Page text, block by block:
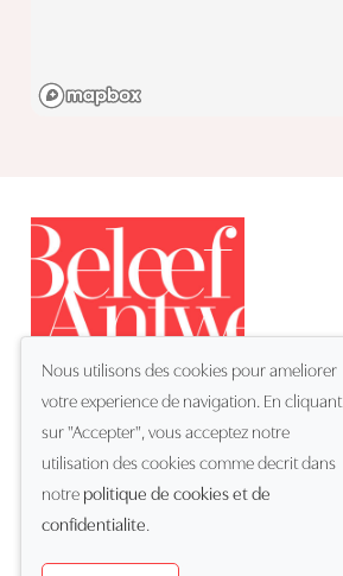
Nous utilisons des cookies pour ameliorer
votre experience de navigation. En cliquant
sur "Accepter", vous acceptez notre
utilisation des cookies comme decrit dans
notre politique de cookies et de
confidentialite.